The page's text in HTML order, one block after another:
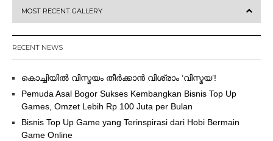
MOST RECENT GALLERY
RECENT NEWS
കൊച്ചിയിൽ വിസ്മയം തീർക്കാൻ വിശ്രാം ‘വിസ്മയ’!
Pemuda Asal Bogor Sukses Kembangkan Bisnis Top Up
Games, Omzet Lebih Rp 100 Juta per Bulan
Bisnis Top Up Game yang Terinspirasi dari Hobi Bermain
Game Online